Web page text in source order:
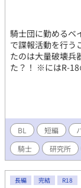
騎士団に勤めるベ
で諜報活動を行
たのは大量破壊兵
た？！ ※にはR-18
BL 短編
騎士
研究所
長編 完結 R18